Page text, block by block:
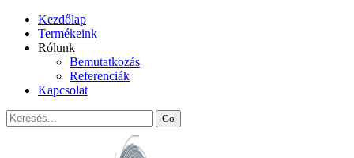
Kezdőlap
Termékeink
Rólunk
Bemutatkozás
Referenciák
Kapcsolat